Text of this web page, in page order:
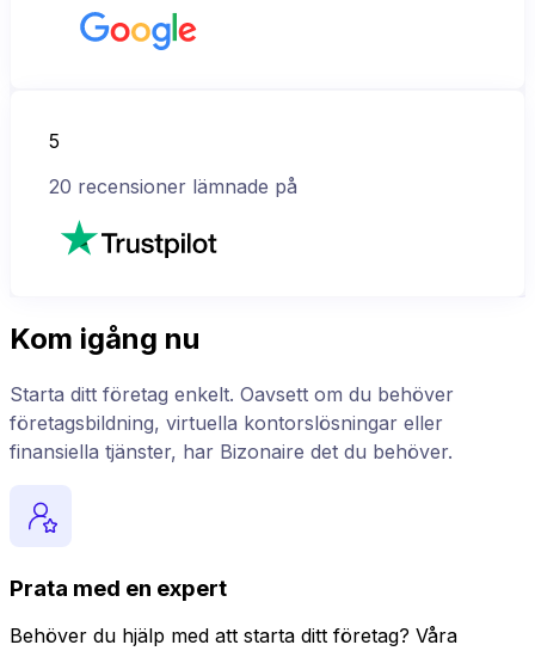
5
20 recensioner lämnade på
Kom igång nu
Starta ditt företag enkelt. Oavsett om du behöver
företagsbildning, virtuella kontorslösningar eller
finansiella tjänster, har Bizonaire det du behöver.
Prata med en expert
Behöver du hjälp med att starta ditt företag? Våra